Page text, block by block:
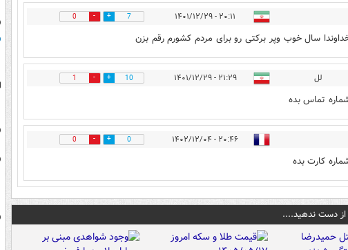
۲۰:۱۱ - ۱۴۰۱/۱۲/۲۹ 7
0
سال خوب وپر برکتی رو برای مردم کشورم رقم بزن
لل ۲۱:۲۹ - ۱۴۰۱/۱۲/۲۹ 10
1
تماس بده
۲۰:۴۶ - ۱۴۰۲/۱۲/۰۴ 0
0
کارت بده
از دست ندهید....